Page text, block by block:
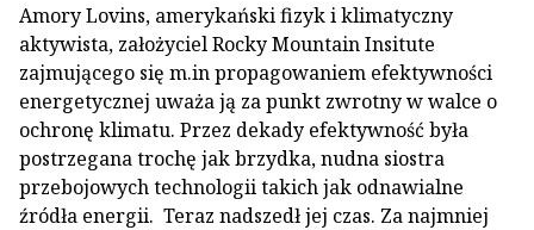
Amory Lovins, amerykański fizyk i klimatyczny
aktywista, założyciel Rocky Mountain Insitute
zajmującego się m.in propagowaniem efektywności
energetycznej uważa ją za punkt zwrotny w walce o
ochronę klimatu. Przez dekady efektywność była
postrzegana trochę jak brzydka, nudna siostra
przebojowych technologii takich jak odnawialne
źródła energii. Teraz nadszedł jej czas. Za najmniej